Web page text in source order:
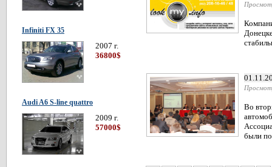
Infiniti FX 35
2007 г.
36800$
Audi A6 S-line quattro
2009 г.
57000$
Во
были